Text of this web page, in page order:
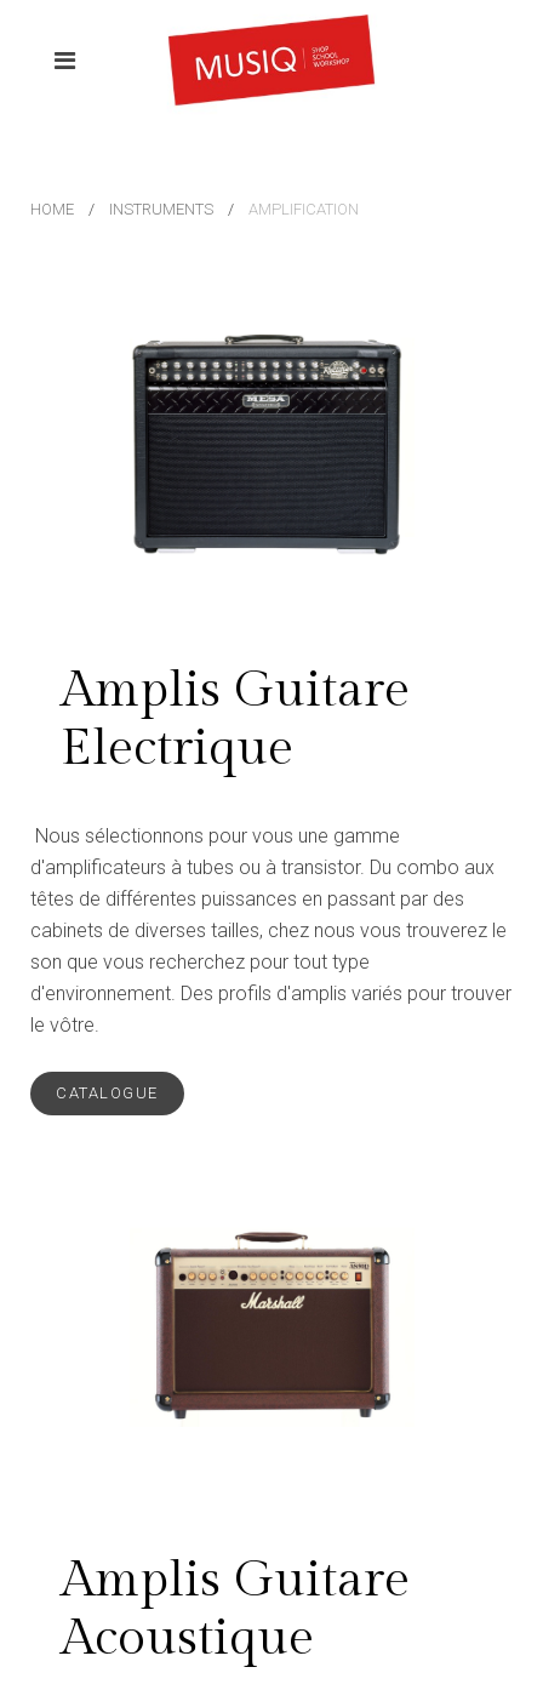
HOME INSTRUMENTS AMPLIFICATION
Amplis Guitare
Electrique
Nous sélectionnons pour vous une gamme
d'amplificateurs à tubes ou à transistor. Du combo aux
têtes de différentes puissances en passant par des
cabinets de diverses tailles, chez nous vous trouverez le
son que vous recherchez pour tout type
d'environnement. Des profils d'amplis variés pour trouver
le vôtre.
CATALOGUE
Amplis Guitare
Acoustique